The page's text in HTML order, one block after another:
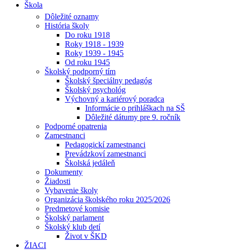
Škola
Dôležité oznamy
História školy
Do roku 1918
Roky 1918 - 1939
Roky 1939 - 1945
Od roku 1945
Školský podporný tím
Školský špeciálny pedagóg
Školský psychológ
Výchovný a kariérový poradca
Informácie o prihláškach na SŠ
Dôležité dátumy pre 9. ročník
Podporné opatrenia
Zamestnanci
Pedagogickí zamestnanci
Prevádzkoví zamestnanci
Školská jedáleň
Dokumenty
Žiadosti
Vybavenie školy
Organizácia školského roku 2025/2026
Predmetové komisie
Školský parlament
Školský klub detí
Život v ŠKD
ŽIACI